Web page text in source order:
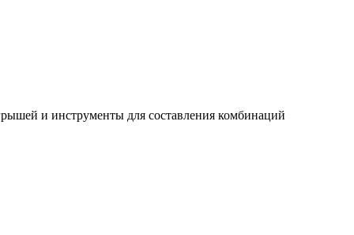
и инструменты для составления комбинаций